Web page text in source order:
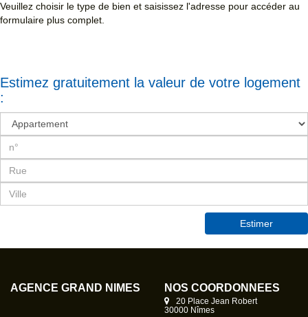
Veuillez choisir le type de bien et saisissez l'adresse pour accéder au
formulaire plus complet.
Estimez gratuitement la valeur de votre logement
:
Estimer
AGENCE GRAND NÎMES NOS COORDONNÉES
20 Place Jean Robert
30000 Nîmes